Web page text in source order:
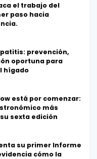
el trabajo del
paso hacia
prevención,
oportuna para
hígado
está por comenzar:
más
sexta edición
su primer Informe
cómo la